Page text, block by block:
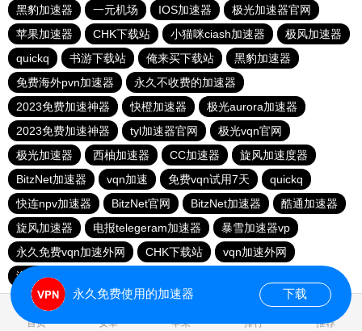
黑豹加速器
一元机场 IOS加速器
极光加速器官网
苹果加速器
CHK下载站 小猫咪ciash加速器
极风加速器
quickq
书游下载站 俺来买下载站
黑豹加速器
免费海外pvn加速器
永久不收费的加速器
2023免费加速神器
快橙加速器
极光aurora加速器
2023免费加速神器
tyl加速器官网
极光vqn官网
极光加速器
西柚加速器 CC加速器
旋风加速度器
BitzNet加速器
vqn加速 免费vqn试用7天
quickq
快连npv加速器
BitzNet官网 BitzNet加速器
酷通加速器
旋风加速器
电报telegeram加速器
暴雪加速器vp
永久免费vqn加速外网
CHK下载站
vqn加速外网
海鸥下载站
首页 安卓 苹果 排行 推荐
永久免费使用的加速器 下载
1.198760s